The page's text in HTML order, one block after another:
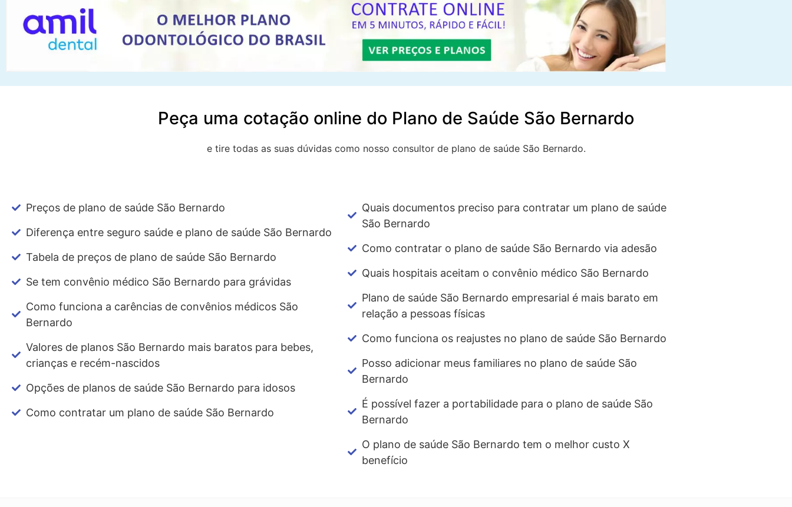
Peça uma cotação online do Plano de Saúde São Bernardo
e tire todas as suas dúvidas como nosso consultor de plano de saúde São Bernardo.
Preços de plano de saúde São Bernardo
Diferença entre seguro saúde e plano de saúde São Bernardo
Tabela de preços de plano de saúde São Bernardo
Se tem convênio médico São Bernardo para grávidas
Como funciona a carências de convênios médicos São
Bernardo
Valores de planos São Bernardo mais baratos para bebes,
crianças e recém-nascidos
Opções de planos de saúde São Bernardo para idosos
Como contratar um plano de saúde São Bernardo
Quais documentos preciso para contratar um plano de saúde
São Bernardo
Como contratar o plano de saúde São Bernardo via adesão
Quais hospitais aceitam o convênio médico São Bernardo
Plano de saúde São Bernardo empresarial é mais barato em
relação a pessoas físicas
Como funciona os reajustes no plano de saúde São Bernardo
Posso adicionar meus familiares no plano de saúde São
Bernardo
É possível fazer a portabilidade para o plano de saúde São
Bernardo
O plano de saúde São Bernardo tem o melhor custo X
benefício